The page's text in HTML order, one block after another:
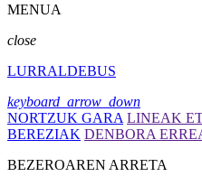
MENUA
close
LURRALDEBUS
keyboard_arrow_down
NORTZUK GARA LINEAK
BEREZIAK DENBORA
BEZEROAREN ARRETA